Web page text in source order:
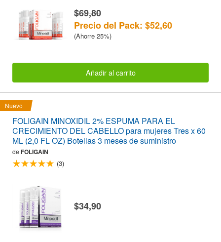
$69,80
Precio del Pack: $52,60
(Ahorre 25%)
Añadir al carrito
Nuevo
FOLIGAIN MINOXIDIL 2% ESPUMA PARA EL
CRECIMIENTO DEL CABELLO para mujeres Tres x 60
ML (2,0 FL OZ) Botellas 3 meses de suministro
de FOLIGAIN
(3)
$34,90